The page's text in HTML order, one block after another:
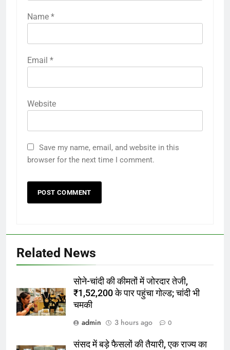
Name *
Email *
Website
Save my name, email, and website in this
browser for the next time I comment.
Related News
सोने-चांदी की कीमतों में जोरदार तेजी,
₹1,52,200 के पार पहुंचा गोल्ड; चांदी भी
चमकी
admin
3 hours ago 0
संसद में बड़े फैसलों की तैयारी, एक राज्य का